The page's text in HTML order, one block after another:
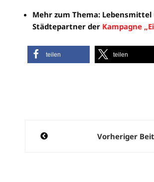
Mehr zum Thema:
Städtepartner der Kampagne
teilen teilen
Beitragsnavigation
Vorheriger